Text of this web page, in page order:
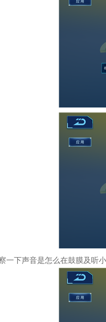
一下声音是怎么在鼓膜及听